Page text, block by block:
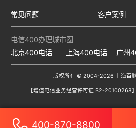
常见问题 客户案例
电信400办理城市圈
北京400电话
上海400电话 广州
版权所有 © 2004-2026 上海百
【增值电信业务经营许可证 B2-20100268】
400-870-8800